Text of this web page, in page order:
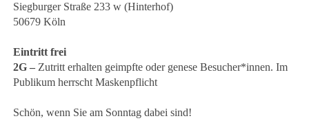
Siegburger Straße 233 w (Hinterhof)
50679 Köln
Eintritt frei
2G – Zutritt erhalten geimpfte oder genese Besucher*innen. Im
Publikum herrscht Maskenpflicht
Schön, wenn Sie am Sonntag dabei sind!